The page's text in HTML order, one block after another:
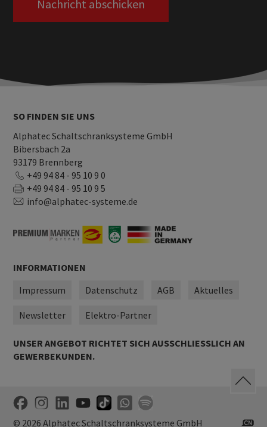
SO FINDEN SIE UNS
Alphatec Schaltschranksysteme GmbH
Bibersbach 2a
93179 Brennberg
+49 94 84 - 95 10 9 0
+49 94 84 - 95 10 9 5
info@alphatec-systeme.de
INFORMATIONEN
Impressum
Datenschutz AGB Aktuelles
Newsletter Elektro-Partner
UNSER ANGEBOT RICHTET SICH AUSSCHLIESSLICH AN G
EWERBEKUNDEN.
© 2026 Alphatec Schaltschranksysteme GmbH